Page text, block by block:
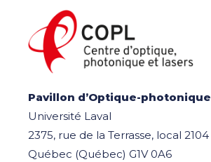
Pavillon d’Optique-photonique
Université Laval
2375, rue de la Terrasse, local 2104
Québec (Québec) G1V 0A6